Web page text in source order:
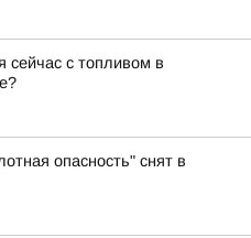
сейчас с топливом в
опасность" снят в